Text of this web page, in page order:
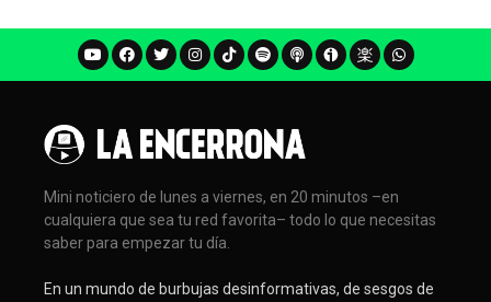
Mini noticiero de lunes a viernes, en 20 minutos –en
cualquiera que sea tu red favorita– todo lo que necesitas
saber para empezar tu día.
En un mundo de burbujas desinformativas, de sesgos de